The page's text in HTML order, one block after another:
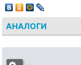
АНАЛОГИ